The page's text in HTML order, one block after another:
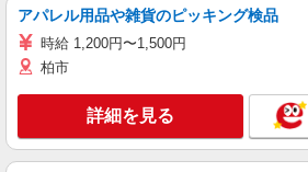
アパレル用品や雑貨のピッキング検品
時給 1,200円〜1,500円
柏市
詳細を見る